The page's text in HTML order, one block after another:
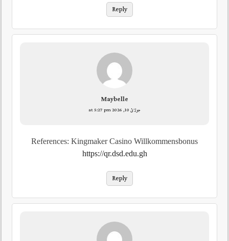
Reply
Maybelle
جولائ 10, 2026 at 5:27 pm
References: Kingmaker Casino Willkommensbonus
https://qr.dsd.edu.gh
Reply